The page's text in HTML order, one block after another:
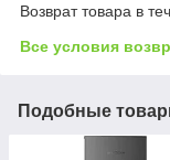
Возврат товара в
Все условия
Подобные